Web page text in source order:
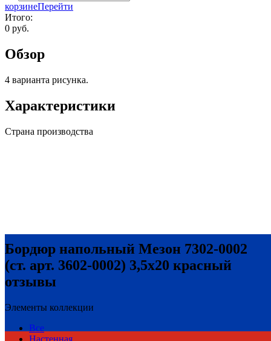
корзинеПерейти
Итого:
0 руб.
Обзор
4 варианта рисунка.
Характеристики
Страна производства
Бордюр напольный Мезон 7302-0002
(ст. арт. 3602-0002) 3,5х20 красный
отзывы
Элементы коллекции
Все